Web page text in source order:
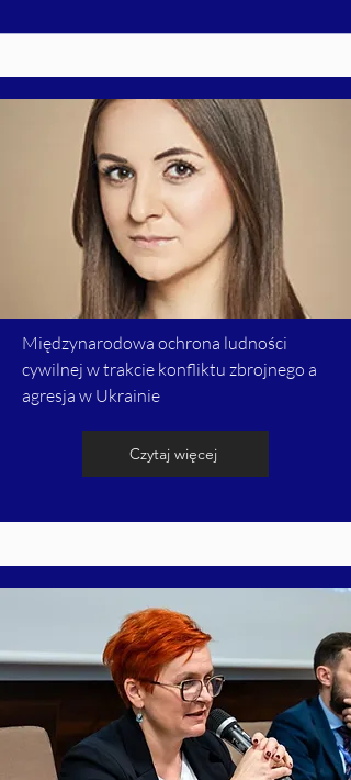
Międzynarodowa ochrona ludności
cywilnej w trakcie konfliktu zbrojnego a
agresja w Ukrainie
Czytaj więcej